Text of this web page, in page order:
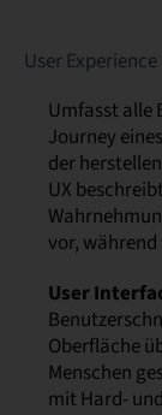
User Experience
Umfasst alle
Journey
der
UX
vor,
User
Oberfläche
Menschen
mit Hard-